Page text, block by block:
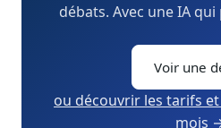
débats. Avec une IA
Voir une
ou découvrir les tarifs
mois